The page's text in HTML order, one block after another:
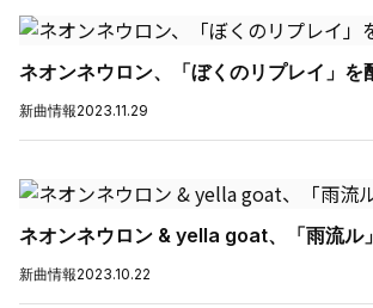
ネオンネウロン、「ぼくのリプレイ」を
新曲情報2023.11.29
ネオンネウロン & yella goat、「雨流ル
新曲情報2023.10.22